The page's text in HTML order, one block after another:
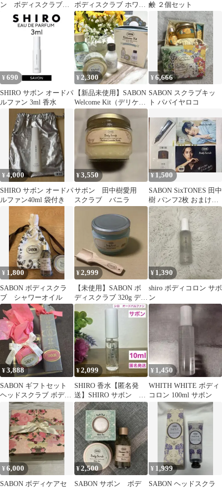
ン ボディスクラブ
60g 木製スプーン付き
ボディスクラブ ホワイ
トティー 320g
鹸 ２個セット
¥ 690
SHIRO サボン オードパ
ルファン 3ml 香水
¥ 2,300
【新品未使用】SABON
Welcome Kit（デリケー
ト・ジャスミン)
¥6,666
SABON スクラブキッ
ト パパイヤロコ
¥4,000
SHIRO サボン オードパ
ルファン40ml 袋付き
¥3,550
サボン 田中樹愛用
スクラブ バニラ
¥1,500
SABON SixTONES 田中
樹 パンフ2枚 おまけ付
き(Dior)
¥ 1,800
SABON ボディスクラ
ブ シャワーオイル
¥2,999
【未使用】SABON ボ
ディスクラブ 320g デリ
ケート・ジャスミン ス
プーン
¥ 1,390
shiro ボディコロン サボ
ン
¥3,888
SABON ギフトセット
ヘッドスクラブ ボディ
スクラブ
¥2,099
SHIRO 香水【匿名発
送】SHIRO サボン オ
ードパルファン 10ミ
リ
¥ 1,450
WHITH WHITE ボディ
コロン 100ml サボン
¥6,000
SABON ボディケアセ
¥2,500
SABON サボン ボデ
¥ 1,999
SABON ヘッドスクラ